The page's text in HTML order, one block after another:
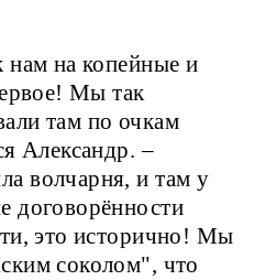
нам на копейные и
Мы так
там по очкам
Александр. –
волчарня, и там у
договорённости
это исторично! Мы
соколом", что